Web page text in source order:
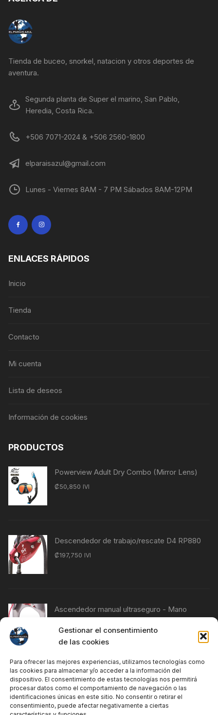
Gestionar el consentimiento
de las cookies
Para ofrecer las mejores experiencias, utilizamos tecnologías como
las cookies para almacenar y/o acceder a la información del
dispositivo. El consentimiento de estas tecnologías nos permitirá
procesar datos como el comportamiento de navegación o las
identificaciones únicas en este sitio. No consentir o retirar el
consentimiento, puede afectar negativamente a ciertas
Tienda de buceo, snorkel, natacion y otros deportes de
aventura.
Segunda planta de Super el marino, San Pablo,
Heredia, Costa Rica.
+506 7071-2024 & +506 2560-1800
elparaisazul@gmail.com
Lunes - Viernes 8AM - 7 PM Sábados 8AM-12PM
ENLACES RÁPIDOS
Inicio
Tienda
Contacto
Mi cuenta
Lista de deseos
Información de cookies
PRODUCTOS
Powerview Adult Dry Combo (Mirror Lens)
₡50,850 IVI
Descendedor de trabajo/rescate D4 RP880
₡197,750 IVI
Ascendedor manual ultraseguro - Mano
76,840
Ascendedor manual Ultrasafe - Mano
derecha RP240
₡76,840 IVI